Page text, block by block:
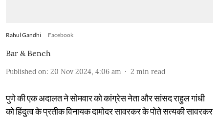
Rahul Gandhi Facebook
Bar & Bench
Published on: 20 Nov 2024, 4:06 am 2 min read
पुणे की एक अदालत ने सोमवार को कांग्रेस नेता और सांसद राहुल गांधी
को हिंदुत्व के प्रतीक विनायक दामोदर सावरकर के पोते सत्यकी सावरकर